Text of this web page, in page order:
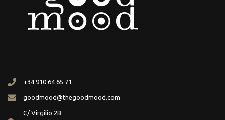
+34 910 64 65 71
goodmood@thegoodmood.com
C/ Virgilio 2B